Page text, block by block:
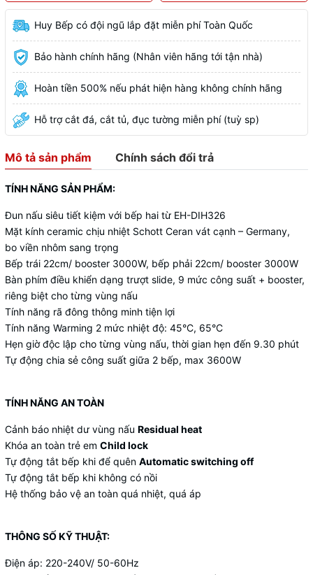
Huy Bếp có đội ngũ lắp đặt miễn phí Toàn Quốc
Bảo hành chính hãng (Nhân viên hãng tới tận nhà)
Hoàn tiền 500% nếu phát hiện hàng không chính hãng
Hỗ trợ cắt đá, cắt tủ, đục tường miễn phí (tuỳ sp)
Mô tả sản phẩm Chính sách đổi trả
TÍNH NĂNG SẢN PHẨM:
Đun nấu siêu tiết kiệm với bếp hai từ EH-DIH326
Mặt kính ceramic chịu nhiệt Schott Ceran vát cạnh – Germany,
bo viền nhôm sang trọng
Bếp trái 22cm/ booster 3000W, bếp phải 22cm/ booster 3000W
Bàn phím điều khiển dạng trượt slide, 9 mức công suất + booster,
riêng biệt cho từng vùng nấu
Tính năng rã đông thông minh tiện lợi
Tính năng Warming 2 mức nhiệt độ: 45°C, 65°C
Hẹn giờ độc lập cho từng vùng nấu, thời gian hẹn đến 9.30 phút
Tự động chia sẻ công suất giữa 2 bếp, max 3600W
TÍNH NĂNG AN TOÀN
Cảnh báo nhiệt dư vùng nấu Residual heat
Khóa an toàn trẻ em Child lock
Tự động tắt bếp khi để quên Automatic switching off
Tự động tắt bếp khi không có nồi
Hệ thống bảo vệ an toàn quá nhiệt, quá áp
THÔNG SỐ KỸ THUẬT:
Điện áp: 220-240V/ 50-60Hz